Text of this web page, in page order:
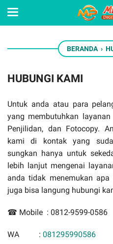
BERANDA ›
HUBUNGI KAMI
Untuk anda atau para
yang membutuhkan
Penjilidan, dan Fotocopy.
kami di kontak yang
sungkan hanya untuk
lebih lanjut mengenai
anda tidak menemukan
juga bisa langung hubungi
☎ Mobile : 0812-9599-0586
WA : 081295990586